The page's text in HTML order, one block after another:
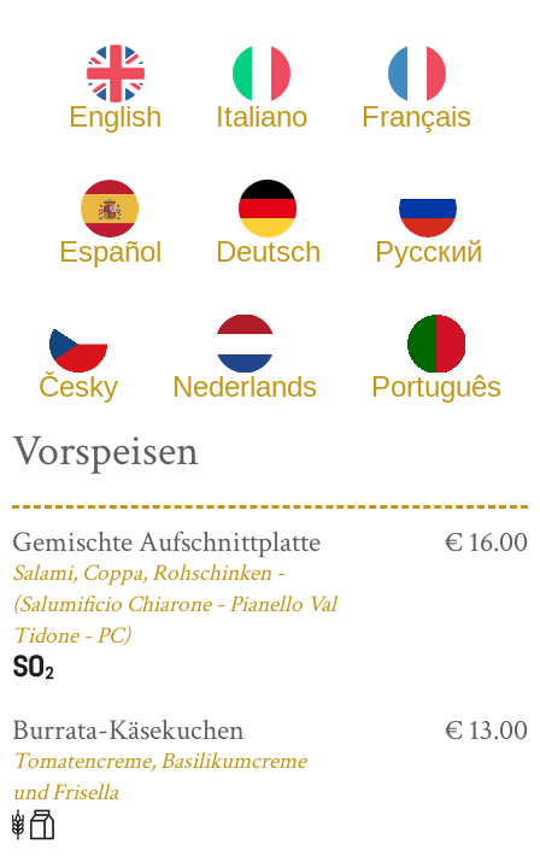
English Italiano Français
Español Deutsch Русский
Česky Nederlands Português
Vorspeisen
Gemischte Aufschnittplatte
Salami, Coppa, Rohschinken -
(Salumificio Chiarone - Pianello Val
Tidone - PC)
€ 16.00
Burrata-Käsekuchen
Tomatencreme, Basilikumcreme
und Frisella
€ 13.00